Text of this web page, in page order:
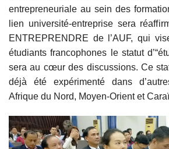
entrepreneuriale au sein des
lien université-entreprise sera
ENTREPRENDRE de l’AUF, qui
étudiants francophones le statut
sera au cœur des discussions. Ce
déjà été expérimenté dans
Afrique du Nord, Moyen-Orient et